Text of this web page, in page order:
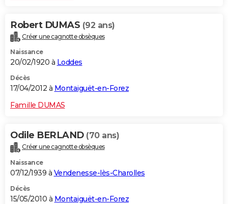
Robert DUMAS (92 ans)
Créer une cagnotte obsèques
Naissance
20/02/1920 à Loddes
Décès
17/04/2012 à Montaiguët-en-Forez
Famille DUMAS
Odile BERLAND (70 ans)
Créer une cagnotte obsèques
Naissance
07/12/1939 à Vendenesse-lès-Charolles
Décès
15/05/2010 à Montaiguët-en-Forez